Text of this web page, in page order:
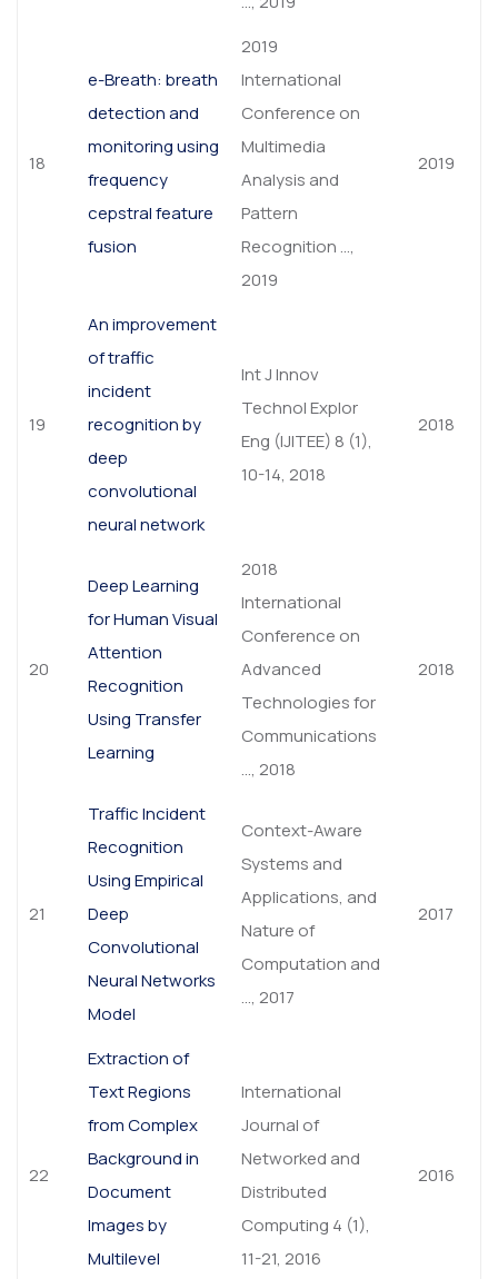
18
e-Breath: breath
detection and
monitoring using
frequency
cepstral feature
fusion
2019
International
Conference on
Multimedia
Analysis and
Pattern
Recognition …,
2019
2019
19
An improvement
of traffic
incident
recognition by
deep
convolutional
neural network
Int J Innov
Technol Explor
Eng (IJITEE) 8 (1),
10-14, 2018
2018
20
Deep Learning
for Human Visual
Attention
Recognition
Using Transfer
Learning
2018
International
Conference on
Advanced
Technologies for
Communications
…, 2018
2018
21
Traffic Incident
Recognition
Using Empirical
Deep
Convolutional
Neural Networks
Model
Context-Aware
Systems and
Applications, and
Nature of
Computation and
…, 2017
2017
22
Extraction of
Text Regions
from Complex
Background in
Document
Images by
Multilevel
International
Journal of
Networked and
Distributed
Computing 4 (1),
11-21, 2016
2016